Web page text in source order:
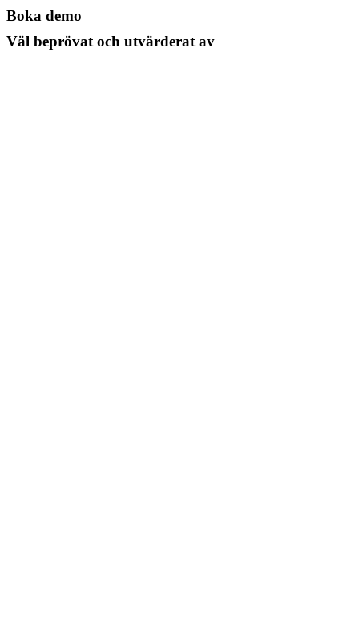
Boka demo
Väl beprövat och utvärderat av